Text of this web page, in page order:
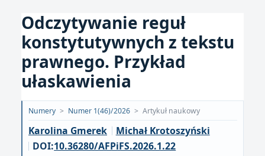
Odczytywanie reguł
konstytutywnych z tekstu
prawnego. Przykład
ułaskawienia
Opublikowano:
2026-
02-
26
Numery > Numer 1(46)/2026 > Artykuł naukowy
Karolina Gmerek
Michał Krotoszyński
DOI:10.36280/AFPiFS.2026.1.22